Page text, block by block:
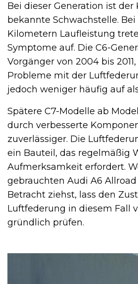
Bei dieser Generation ist der
bekannte Schwachstelle. Bei
Kilometern Laufleistung
Symptome auf. Die C6-
Vorgänger von 2004 bis
Probleme mit der
jedoch weniger häufig auf
Spätere C7-Modelle ab
durch verbesserte
zuverlässiger. Die
ein Bauteil, das regelmäßig
Aufmerksamkeit erfordert.
gebrauchten Audi A6 Allroad
Betracht ziehst, lass den
Luftfederung in diesem Fall
gründlich prüfen.